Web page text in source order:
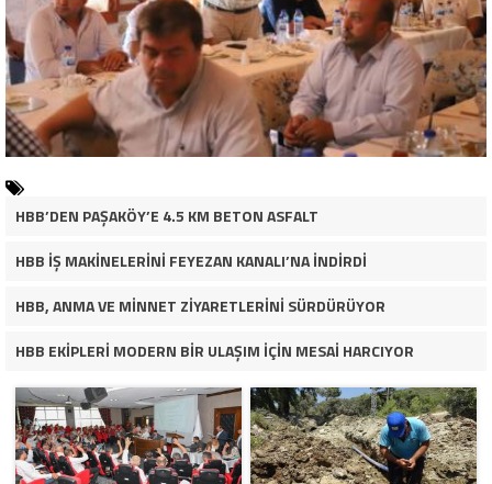
HBB’DEN PAŞAKÖY’E 4.5 KM BETON ASFALT
HBB İŞ MAKİNELERİNİ FEYEZAN KANALI’NA İNDİRDİ
HBB, ANMA VE MİNNET ZİYARETLERİNİ SÜRDÜRÜYOR
HBB EKİPLERİ MODERN BİR ULAŞIM İÇİN MESAİ HARCIYOR